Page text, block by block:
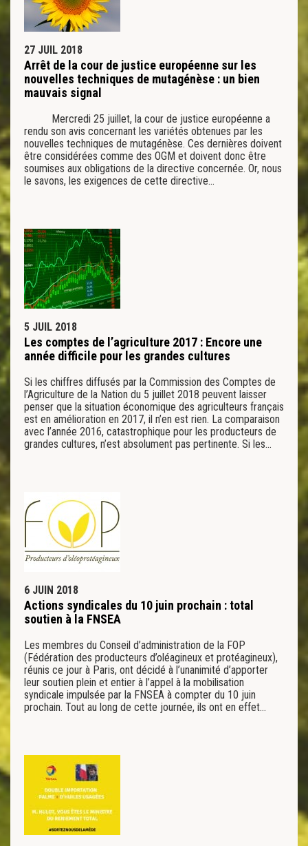
27 JUIL 2018
Arrêt de la cour de justice européenne sur les
nouvelles techniques de mutagénèse : un bien
mauvais signal
Mercredi 25 juillet, la cour de justice européenne a
rendu son avis concernant les variétés obtenues par les
nouvelles techniques de mutagénèse. Ces dernières doivent
être considérées comme des OGM et doivent donc être
soumises aux obligations de la directive concernée. Or, nous
le savons, les exigences de cette directive…
5 JUIL 2018
Les comptes de l’agriculture 2017 : Encore une
année difficile pour les grandes cultures
Si les chiffres diffusés par la Commission des Comptes de
l’Agriculture de la Nation du 5 juillet 2018 peuvent laisser
penser que la situation économique des agriculteurs français
est en amélioration en 2017, il n’en est rien. La comparaison
avec l’année 2016, catastrophique pour les producteurs de
grandes cultures, n’est absolument pas pertinente. Si les…
6 JUIN 2018
Actions syndicales du 10 juin prochain : total
soutien à la FNSEA
Les membres du Conseil d’administration de la FOP
(Fédération des producteurs d’oléagineux et protéagineux),
réunis ce jour à Paris, ont décidé à l’unanimité d’apporter
leur soutien plein et entier à l’appel à la mobilisation
syndicale impulsée par la FNSEA à compter du 10 juin
prochain. Tout au long de cette journée, ils ont en effet…